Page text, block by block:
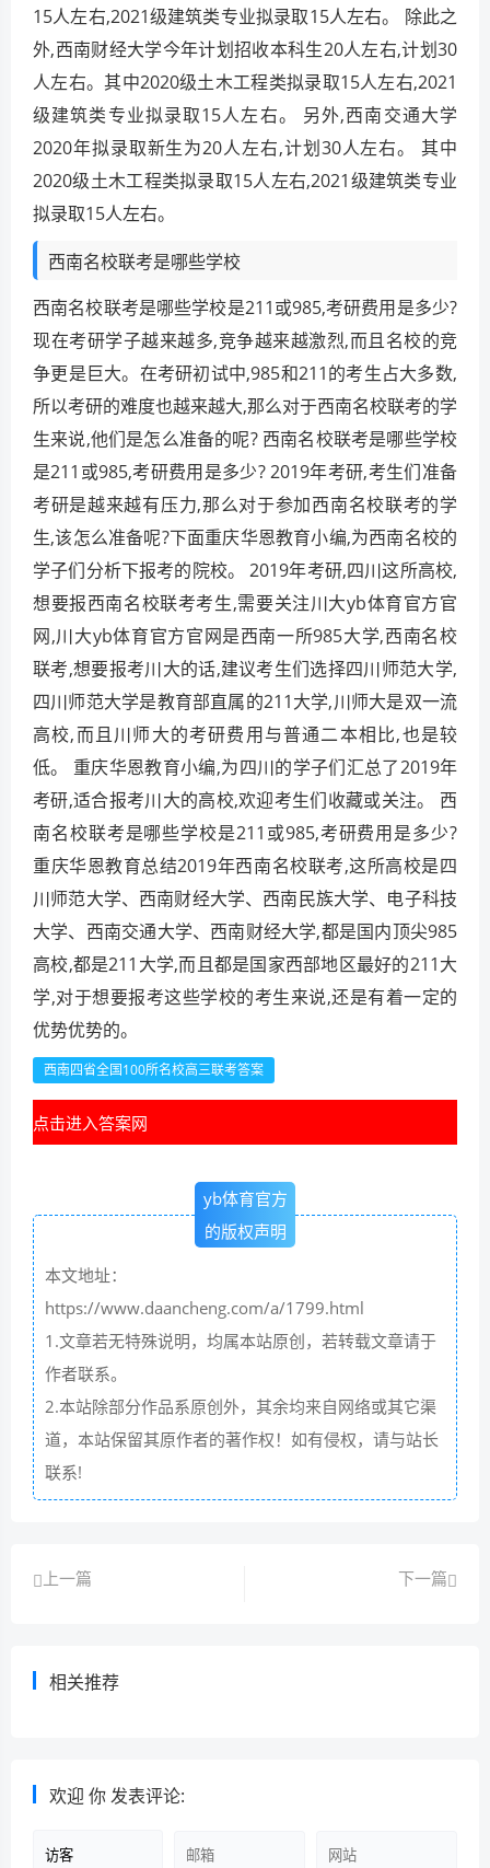
15人左右,2021级建筑类专业拟录取15人左右。 除此之
外,西南财经大学今年计划招收本科生20人左右,计划30
人左右。其中2020级土木工程类拟录取15人左右,2021
级建筑类专业拟录取15人左右。 另外,西南交通大学
2020年拟录取新生为20人左右,计划30人左右。 其中
2020级土木工程类拟录取15人左右,2021级建筑类专业
拟录取15人左右。
西南名校联考是哪些学校
西南名校联考是哪些学校是211或985,考研费用是多少?
现在考研学子越来越多,竞争越来越激烈,而且名校的竞
争更是巨大。在考研初试中,985和211的考生占大多数,
所以考研的难度也越来越大,那么对于西南名校联考的学
生来说,他们是怎么准备的呢? 西南名校联考是哪些学校
是211或985,考研费用是多少? 2019年考研,考生们准备
考研是越来越有压力,那么对于参加西南名校联考的学
生,该怎么准备呢?下面重庆华恩教育小编,为西南名校的
学子们分析下报考的院校。 2019年考研,四川这所高校,
想要报西南名校联考考生,需要关注川大yb体育官方官
网,川大yb体育官方官网是西南一所985大学,西南名校
联考,想要报考川大的话,建议考生们选择四川师范大学,
四川师范大学是教育部直属的211大学,川师大是双一流
高校,而且川师大的考研费用与普通二本相比,也是较
低。 重庆华恩教育小编,为四川的学子们汇总了2019年
考研,适合报考川大的高校,欢迎考生们收藏或关注。 西
南名校联考是哪些学校是211或985,考研费用是多少?
重庆华恩教育总结2019年西南名校联考,这所高校是四
川师范大学、西南财经大学、西南民族大学、电子科技
大学、西南交通大学、西南财经大学,都是国内顶尖985
高校,都是211大学,而且都是国家西部地区最好的211大
学,对于想要报考这些学校的考生来说,还是有着一定的
优势优势的。
西南四省全国100所名校高三联考答案
点击进入答案网
yb体育官方
的版权声明
本文地址：
https://www.daancheng.com/a/1799.html
1.文章若无特殊说明，均属本站原创，若转载文章请于
作者联系。
2.本站除部分作品系原创外，其余均来自网络或其它渠
道，本站保留其原作者的著作权！如有侵权，请与站长
联系!
上一篇 下一篇
相关推荐
欢迎你发表评论: